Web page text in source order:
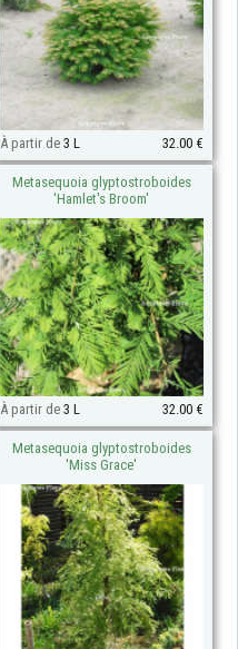
À partir de3 L 32.00 €
Metasequoia glyptostroboides
'Hamlet's Broom'
À partir de3 L 32.00 €
Metasequoia glyptostroboides
'Miss Grace'